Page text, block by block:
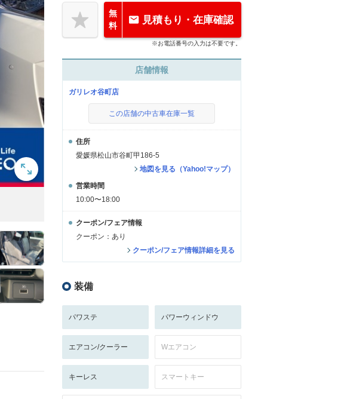
無
料
見積もり・在庫確認
※お電話番号の入力は不要です。
店舗情報
ガリレオ谷町店
この店舗の中古車在庫一覧
住所
愛媛県松山市谷町甲186-5
地図を見る（Yahoo!マップ）
営業時間
10:00〜18:00
クーポン/フェア情報
クーポン：あり
クーポン/フェア情報詳細を見る
装備
パワステ パワーウィンドウ
エアコン/クーラー Wエアコン
キーレス スマートキー